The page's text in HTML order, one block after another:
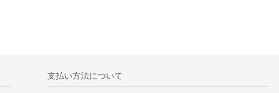
支払い方法について